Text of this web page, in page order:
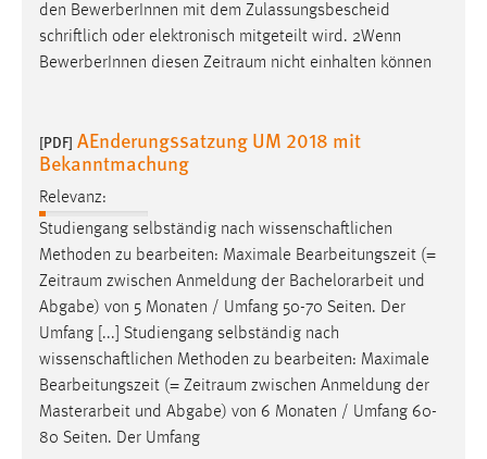
den BewerberInnen mit dem Zulassungsbescheid
schriftlich oder elektronisch mitgeteilt wird. 2Wenn
BewerberInnen diesen Zeitraum nicht einhalten können
[PDF] AEnderungssatzung UM 2018 mit
Bekanntmachung
Relevanz:
Studiengang selbständig nach wissenschaftlichen
Methoden zu bearbeiten: Maximale Bearbeitungszeit (=
Zeitraum zwischen Anmeldung der Bachelorarbeit und
Abgabe) von 5 Monaten / Umfang 50-70 Seiten. Der
Umfang [...] Studiengang selbständig nach
wissenschaftlichen Methoden zu bearbeiten: Maximale
Bearbeitungszeit (= Zeitraum zwischen Anmeldung der
Masterarbeit und Abgabe) von 6 Monaten / Umfang 60-
80 Seiten. Der Umfang